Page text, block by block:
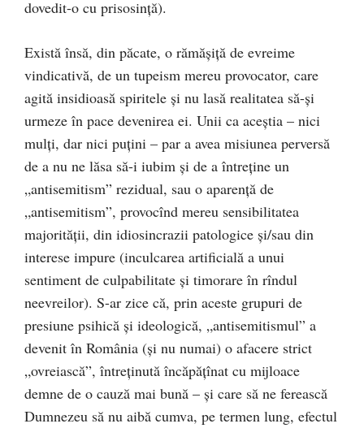
dovedit-o cu prisosinţă).
Există însă, din păcate, o rămăşiţă de evreime
vindicativă, de un tupeism mereu provocator, care
agită insidioasă spiritele şi nu lasă realitatea să-şi
urmeze în pace devenirea ei. Unii ca aceştia – nici
mulţi, dar nici puţini – par a avea misiunea perversă
de a nu ne lăsa să-i iubim şi de a întreţine un
„antisemitism” rezidual, sau o aparenţă de
„antisemitism”, provocînd mereu sensibilitatea
majorităţii, din idiosincrazii patologice şi/sau din
interese impure (inculcarea artificială a unui
sentiment de culpabilitate şi timorare în rîndul
neevreilor). S-ar zice că, prin aceste grupuri de
presiune psihică şi ideologică, „antisemitismul” a
devenit în România (şi nu numai) o afacere strict
„ovreiască”, întreţinută încăpăţînat cu mijloace
demne de o cauză mai bună – şi care să ne ferească
Dumnezeu să nu aibă cumva, pe termen lung, efectul